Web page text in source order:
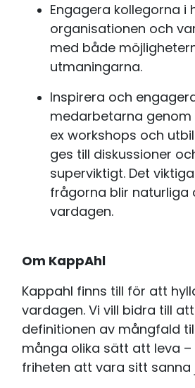
Engagera kollegorna i
organisationen och
med både
utmaningarna.
Inspirera och
medarbetarna genom
ex workshops och
ges till diskussioner
superviktigt. Det
frågorna blir naturliga
vardagen.
Om KappAhl
Kappahl finns till för att
vardagen. Vi vill bidra till
definitionen av mångfald
många olika sätt att leva
friheten att vara sitt sanna